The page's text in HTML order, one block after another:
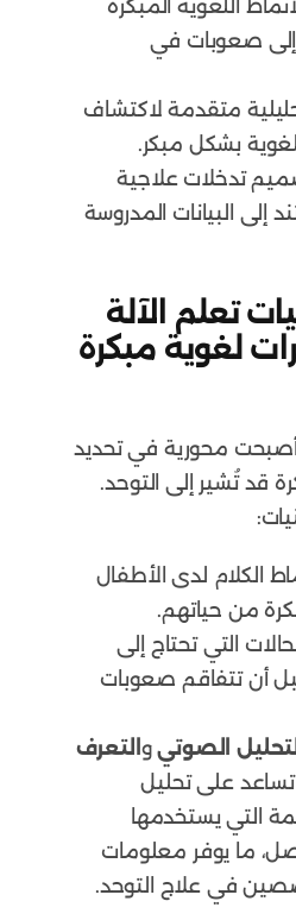
اللغوية المبكرة
إلى صعوبات في
متقدمة لاكتشاف
بشكل مبكر.
تدخلات علاجية
البيانات المدروسة
تعلم الآلة
لغوية مبكرة
محورية في تحديد
قد تُشير إلى التوحد.
الكلام لدى الأطفال
من حياتهم.
التي تحتاج إلى
أن تتفاقم صعوبات
التحليل الصوتيو التعرف
تساعد على تحليل
التي يستخدمها
ما يوفر معلومات
في علاج التوحد.